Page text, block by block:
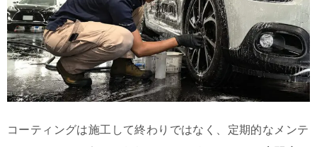
コーティングは施工して終わりではなく、定期的なメンテ